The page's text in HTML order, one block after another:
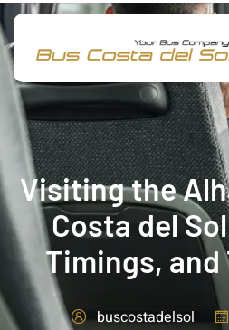
Visiting the
Costa del
Timings,
buscostadelsol